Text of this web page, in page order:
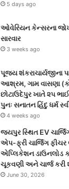
5 days ago
ઓવેરિયન કેન્સરના
સારવાર
3 weeks ago
પૂજ્ય શંકરાચાર્યજીના
આશ્રમ, ગામ વાસણા
છોટાઉદેપુર ખાતે ૨૫
પુનઃ સનાતન હિંદુ ધર્મ
4 weeks ago
જયપુર સ્થિત EV
એપ-ફ્રી ચાર્જિંગ ફીચર
એપ્લિકેશન ડાઉનલોડ
ચૂકવણી અને ચાર્જ કરી
June 30, 2026